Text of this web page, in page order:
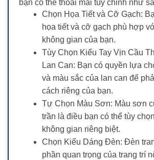
bạn có thể thoải mái tùy chỉnh như
Chọn Họa Tiết và Cỡ Gạch:
họa tiết và cỡ gạch phù hợp
không gian của bạn.
Tùy Chọn Kiểu Tay Vịn Cầu
Lan Can: Bạn có quyền lựa
và màu sắc của lan can để
cách riêng của bạn.
Tự Chọn Màu Sơn: Màu sơn
trần là điều bạn có thể tùy
không gian riêng biệt.
Chọn Kiểu Dáng Đèn: Đèn
phần quan trọng của trang trí